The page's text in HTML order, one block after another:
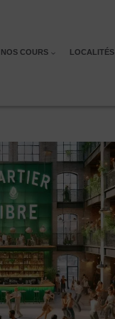
NOS COURS LOCALITÉS